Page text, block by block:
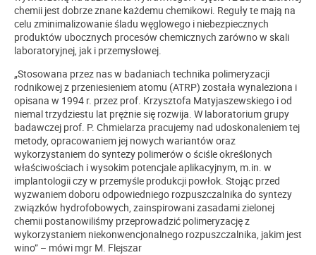
chemii jest dobrze znane każdemu chemikowi. Reguły te mają na
celu zminimalizowanie śladu węglowego i niebezpiecznych
produktów ubocznych procesów chemicznych zarówno w skali
laboratoryjnej, jak i przemysłowej.
„Stosowana przez nas w badaniach technika polimeryzacji
rodnikowej z przeniesieniem atomu (ATRP) została wynaleziona i
opisana w 1994 r. przez prof. Krzysztofa Matyjaszewskiego i od
niemal trzydziestu lat prężnie się rozwija. W laboratorium grupy
badawczej prof. P. Chmielarza pracujemy nad udoskonaleniem tej
metody, opracowaniem jej nowych wariantów oraz
wykorzystaniem do syntezy polimerów o ściśle określonych
właściwościach i wysokim potencjale aplikacyjnym, m.in. w
implantologii czy w przemyśle produkcji powłok. Stojąc przed
wyzwaniem doboru odpowiedniego rozpuszczalnika do syntezy
związków hydrofobowych, zainspirowani zasadami zielonej
chemii postanowiliśmy przeprowadzić polimeryzację z
wykorzystaniem niekonwencjonalnego rozpuszczalnika, jakim jest
wino” – mówi mgr M. Flejszar